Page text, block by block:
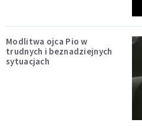
Modlitwa ojca Pio w
trudnych i beznadziejnych
sytuacjach